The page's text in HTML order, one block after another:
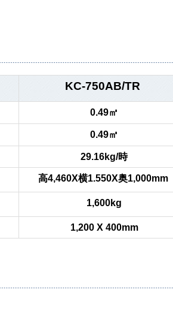
KC-750AB/TR
0.49㎥
0.49㎥
29.16kg/時
高4,460X横1.550X奥1,000mm
1,600kg
1,200 X 400mm